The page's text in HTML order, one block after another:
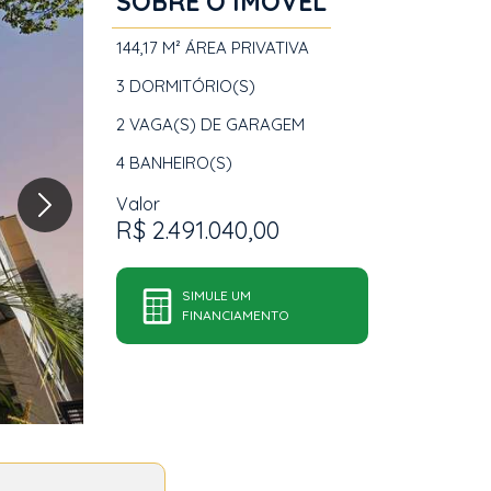
144,17 M² ÁREA PRIVATIVA
3 DORMITÓRIO(S)
2 VAGA(S) DE GARAGEM
4 BANHEIRO(S)
Valor
R$ 2.491.040,00
SIMULE UM
FINANCIAMENTO